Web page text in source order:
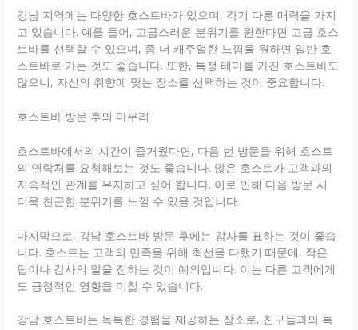
강남 지역에는 다양한 호스트바가 있으며, 각기 다른 매력을 가지
고 있습니다. 예를 들어, 고급스러운 분위기를 원한다면 고급 호스
트바를 선택할 수 있으며, 좀 더 캐주얼한 느낌을 원하면 일반 호
스트바로 가는 것도 좋습니다. 또한, 특정 테마를 가진 호스트바도
많으니, 자신의 취향에 맞는 장소를 선택하는 것이 중요합니다.
호스트바 방문 후의 마무리
호스트바에서의 시간이 즐거웠다면, 다음 번 방문을 위해 호스트
의 연락처를 요청해보는 것도 좋습니다. 많은 호스트가 고객과의
지속적인 관계를 유지하고 싶어 합니다. 이로 인해 다음 방문 시
더욱 친근한 분위기를 느낄 수 있을 것입니다.
마지막으로, 강남 호스트바 방문 후에는 감사를 표하는 것이 좋습
니다. 호스트는 고객의 만족을 위해 최선을 다했기 때문에, 작은
팁이나 감사의 말을 전하는 것이 예의입니다. 이는 다른 고객에게
도 긍정적인 영향을 미칠 수 있습니다.
강남 호스트바는 독특한 경험을 제공하는 장소로, 친구들과의 특